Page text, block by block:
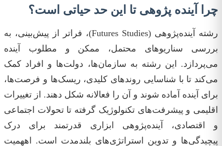
چرا آینده پژوهی تا این حد حیاتی است؟
رشته آینده‌پژوهی (Futures Studies)، فراتر از پیش‌بینی، به
بررسی سناریوهای محتمل، ممکن و مطلوب آینده
می‌پردازد. این رشته به سازمان‌ها، دولت‌ها و افراد کمک
می‌کند تا با شناسایی روندهای کلیدی، ریسک‌ها و فرصت‌ها،
برای آینده آماده شوند و آن را فعالانه شکل دهند. از تغییرات
اقلیمی و پیشرفت‌های تکنولوژیک گرفته تا تحولات اجتماعی
و اقتصادی، آینده‌پژوهی ابزاری قدرتمند برای درک
پیچیدگی‌ها و تدوین استراتژی‌های بلندمدت است. اههمیت